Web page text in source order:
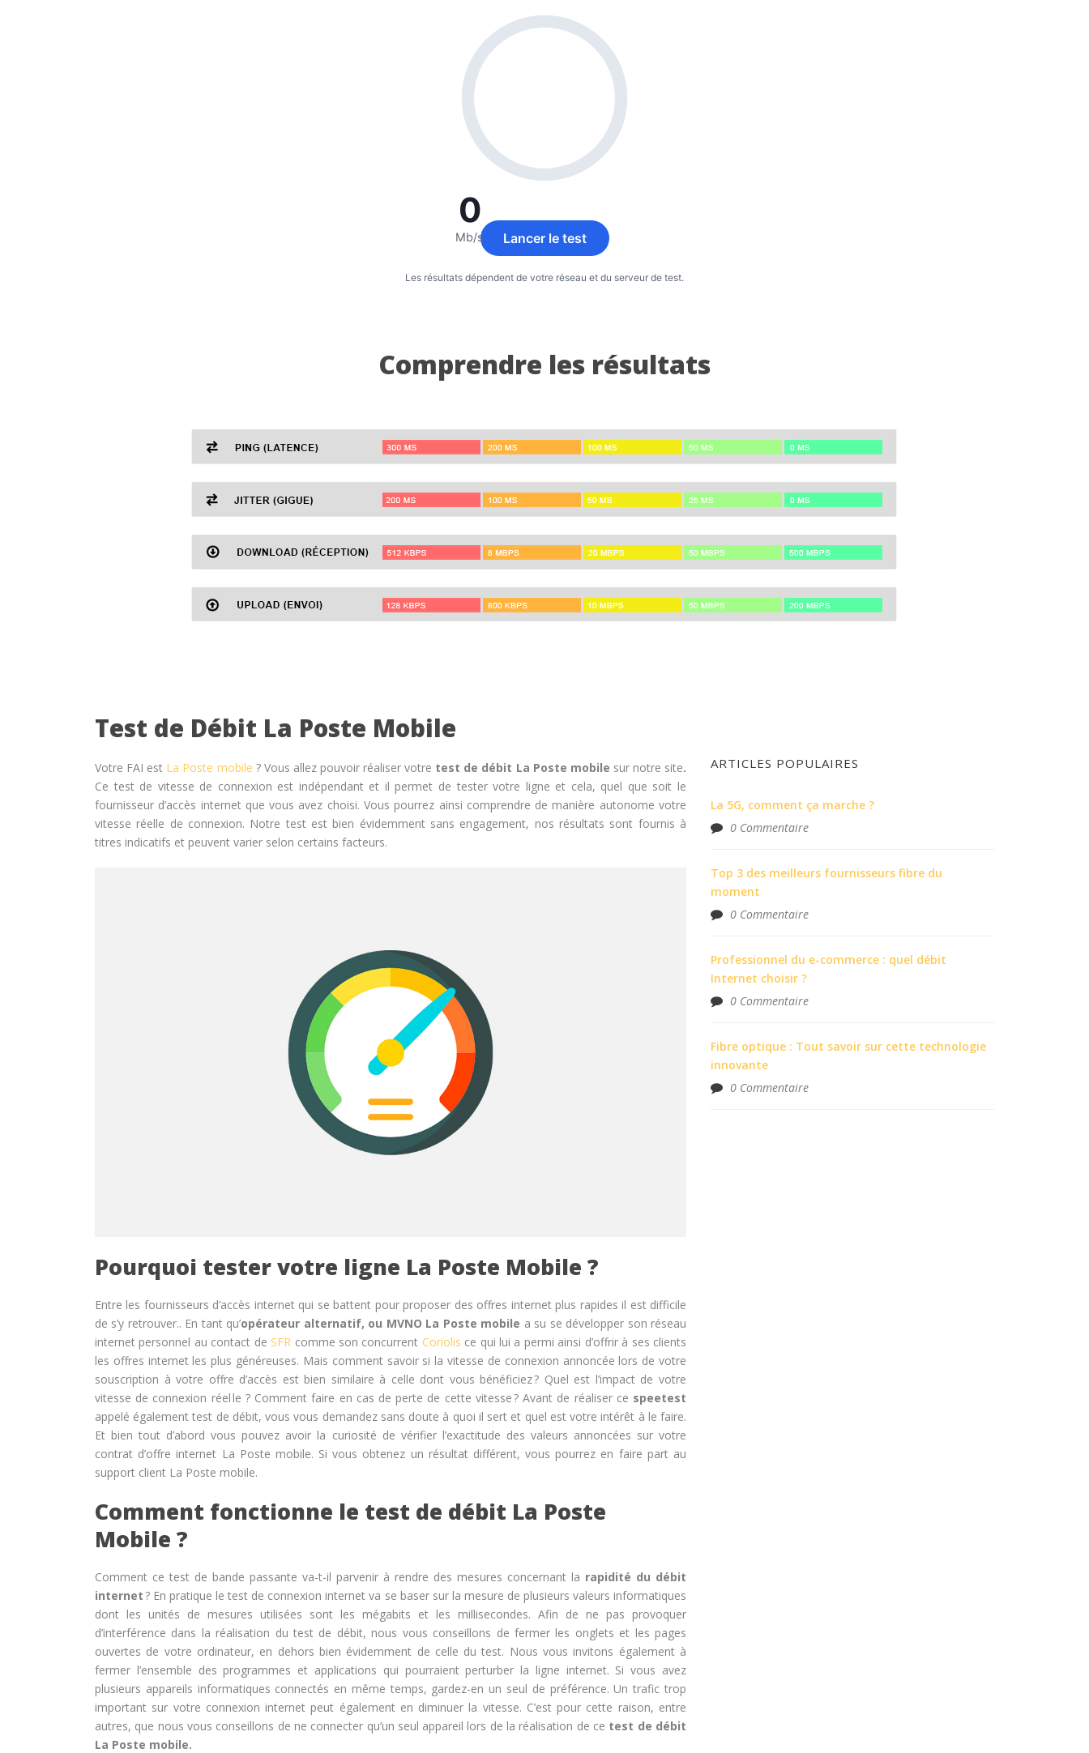
Comprendre les résultats
Test de Débit La Poste Mobile
Votre FAI est La Poste mobile ? Vous allez pouvoir réaliser votre test de débit La Poste mobile sur notre site.
Ce test de vitesse de connexion est indépendant et il permet de tester votre ligne et cela, quel que soit le
fournisseur d’accès internet que vous avez choisi. Vous pourrez ainsi comprendre de manière autonome votre
vitesse réelle de connexion. Notre test est bien évidemment sans engagement, nos résultats sont fournis à
titres indicatifs et peuvent varier selon certains facteurs.
Pourquoi tester votre ligne La Poste Mobile ?
Entre les fournisseurs d’accès internet qui se battent pour proposer des offres internet plus rapides il est difficile
de s’y retrouver.. En tant qu’opérateur alternatif, ou MVNO La Poste mobile a su se développer son réseau
internet personnel au contact de SFR comme son concurrent Coriolis ce qui lui a permi ainsi d’offrir à ses clients
les offres internet les plus généreuses. Mais comment savoir si la vitesse de connexion annoncée lors de votre
souscription à votre offre d’accès est bien similaire à celle dont vous bénéficiez ? Quel est l’impact de votre
vitesse de connexion réel le ? Comment faire en cas de perte de cette vitesse ? Avant de réaliser ce speetest
appelé également test de débit, vous vous demandez sans doute à quoi il sert et quel est votre intérêt à le faire.
Et bien tout d’abord vous pouvez avoir la curiosité de vérifier l’exactitude des valeurs annoncées sur votre
contrat d’offre internet La Poste mobile. Si vous obtenez un résultat différent, vous pourrez en faire part au
support client La Poste mobile.
Comment fonctionne le test de débit La Poste
Mobile ?
Comment ce test de bande passante va-t-il parvenir à rendre des mesures concernant la rapidité du débit
internet? En pratique le test de connexion internet va se baser sur la mesure de plusieurs valeurs informatiques
dont les unités de mesures utilisées sont les mégabits et les millisecondes. Afin de ne pas provoquer
d’interférence dans la réalisation du test de débit, nous vous conseillons de fermer les onglets et les pages
ouvertes de votre ordinateur, en dehors bien évidemment de celle du test. Nous vous invitons également à
fermer l’ensemble des programmes et applications qui pourraient perturber la ligne internet. Si vous avez
plusieurs appareils informatiques connectés en même temps, gardez-en un seul de préférence. Un trafic trop
important sur votre connexion internet peut également en diminuer la vitesse. C’est pour cette raison, entre
autres, que nous vous conseillons de ne connecter qu’un seul appareil lors de la réalisation de ce test de débit
La Poste mobile.
ARTICLES POPULAIRES
La 5G, comment ça marche ?
0 Commentaire
Top 3 des meilleurs fournisseurs fibre du
moment
0 Commentaire
Professionnel du e-commerce : quel débit
Internet choisir ?
0 Commentaire
Fibre optique : Tout savoir sur cette technologie
innovante
0 Commentaire